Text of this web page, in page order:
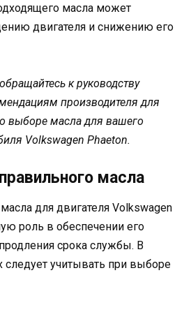
масла может
двигателя и снижению его
к руководству
производителя для
выборе масла для вашего
Volkswagen Phaeton.
масла
для двигателя Volkswagen
роль в обеспечении его
срока службы. В
следует учитывать при выборе